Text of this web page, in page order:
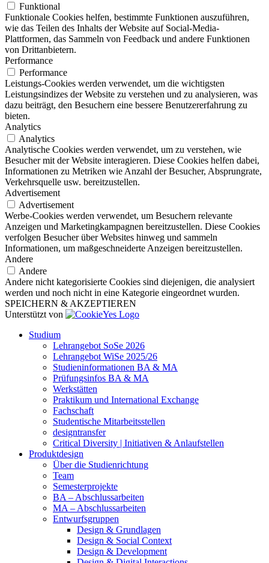
Funktional
Funktionale Cookies helfen, bestimmte Funktionen auszuführen,
wie das Teilen des Inhalts der Website auf Social-Media-
Plattformen, das Sammeln von Feedback und andere Funktionen
von Drittanbietern.
Performance
Performance
Leistungs-Cookies werden verwendet, um die wichtigsten
Leistungsindizes der Website zu verstehen und zu analysieren, was
dazu beiträgt, den Besuchern eine bessere Benutzererfahrung zu
bieten.
Analytics
Analytics
Analytische Cookies werden verwendet, um zu verstehen, wie
Besucher mit der Website interagieren. Diese Cookies helfen dabei,
Informationen zu Metriken wie Anzahl der Besucher, Absprungrate,
Verkehrsquelle usw. bereitzustellen.
Advertisement
Advertisement
Werbe-Cookies werden verwendet, um Besuchern relevante
Anzeigen und Marketingkampagnen bereitzustellen. Diese Cookies
verfolgen Besucher über Websites hinweg und sammeln
Informationen, um maßgeschneiderte Anzeigen bereitzustellen.
Andere
Andere
Andere nicht kategorisierte Cookies sind diejenigen, die analysiert
werden und noch nicht in eine Kategorie eingeordnet wurden.
SPEICHERN & AKZEPTIEREN
Unterstützt von
Studium
Lehrangebot SoSe 2026
Lehrangebot WiSe 2025/26
Studieninformationen ­BA & MA
Prüfungsinfos BA & MA
Werkstätten
Praktikum und International Exchange
Fachschaft
Studentische Mitarbeitsstellen
designtransfer
Critical Diversity | Initiativen & Anlaufstellen
Produktdesign
Über die Studienrichtung
Team
Semesterprojekte
BA – Abschlussarbeiten
MA – Abschlussarbeiten
Entwurfsgruppen
Design & Grundlagen
Design & Social Context
Design & Development